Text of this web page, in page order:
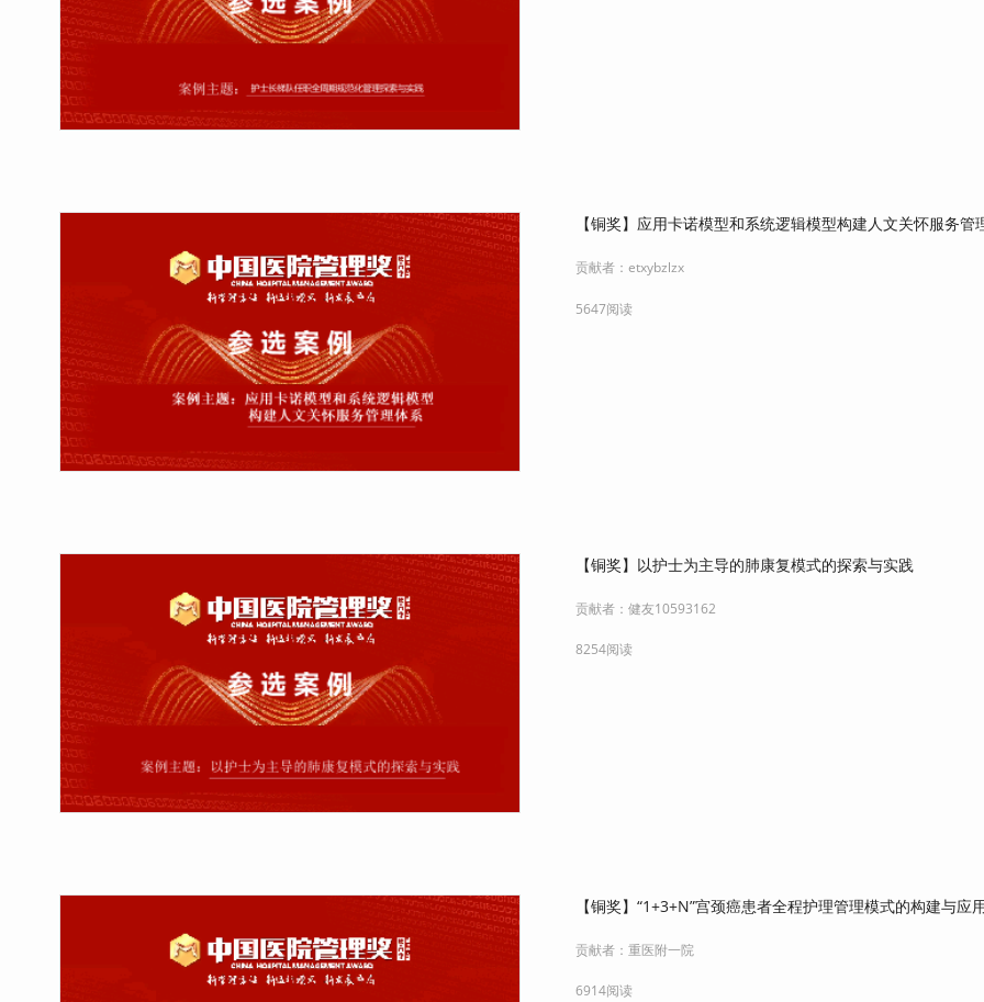
【铜奖】应用卡诺模型和系统逻辑模型构建人文关怀服务管
贡献者：etxybzlzx
5647阅读
【铜奖】以护士为主导的肺康复模式的探索与实践
贡献者：健友10593162
8254阅读
【铜奖】“1+3+N”宫颈癌患者全程护理管理模式的构建与应
贡献者：重医附一院
6914阅读